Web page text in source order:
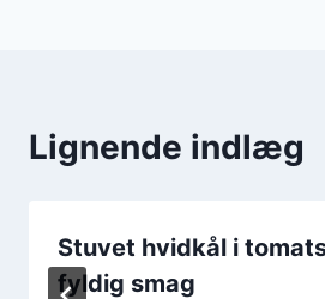
Lignende indlæg
Stuvet hvidkål i
fyldig smag